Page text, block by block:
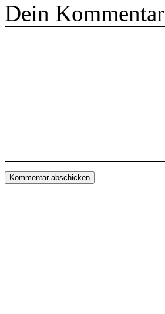
Dein Kommentar